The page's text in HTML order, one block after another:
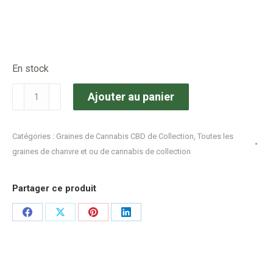
En stock
quantité
Queen
Seeds
Dance
World
Ajouter au panier
Catégories : Graines de Cannabis CBD de Collection, Toutes les
graines de chanvre et ou de cannabis de collection
Partager ce produit
Share
Share
Share
Share